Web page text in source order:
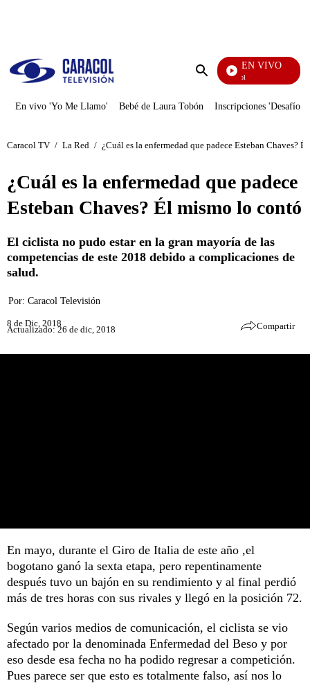
Enviar
EN VIVO
Noticias Caracol
En vivo 'Yo Me Llamo' Bebé de Laura Tobón Inscripciones 'Desafío'
Caracol TV / La Red / ¿Cuál es la enfermedad que padece Esteban Chaves?
¿Cuál es la enfermedad que padece
Esteban Chaves? Él mismo lo contó
El ciclista no pudo estar en la gran mayoría de las
competencias de este 2018 debido a complicaciones de
salud.
Por: Caracol Televisión
8 de Dic, 2018
Actualizado: 26 de dic, 2018 Compartir
En mayo, durante el Giro de Italia de este año ,el
bogotano ganó la sexta etapa, pero repentinamente
después tuvo un bajón en su rendimiento y al final perdió
más de tres horas con sus rivales y llegó en la posición 72.
Según varios medios de comunicación, el ciclista se vio
afectado por la denominada Enfermedad del Beso y por
eso desde esa fecha no ha podido regresar a competición.
Pues parece ser que esto es totalmente falso, así nos lo